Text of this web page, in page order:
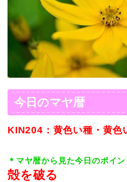
今日のマヤ暦
KIN204：黄色い種・黄色
＊マヤ暦から見た今日のポイン
殻を破る